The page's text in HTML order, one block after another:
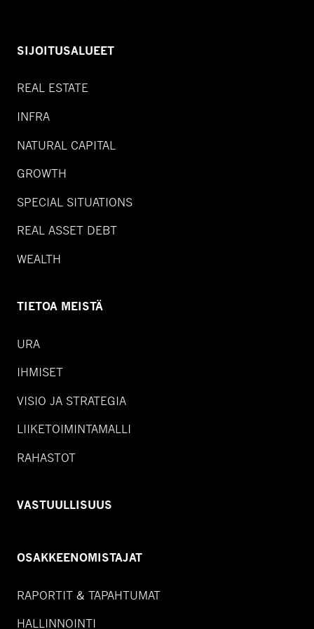
SIJOITUSALUEET
REAL ESTATE
INFRA
NATURAL CAPITAL
GROWTH
SPECIAL SITUATIONS
REAL ASSET DEBT
WEALTH
TIETOA MEISTÄ
URA
IHMISET
VISIO JA STRATEGIA
LIIKETOIMINTAMALLI
RAHASTOT
VASTUULLISUUS
OSAKKEENOMISTAJAT
RAPORTIT & TAPAHTUMAT
HALLINNOINTI